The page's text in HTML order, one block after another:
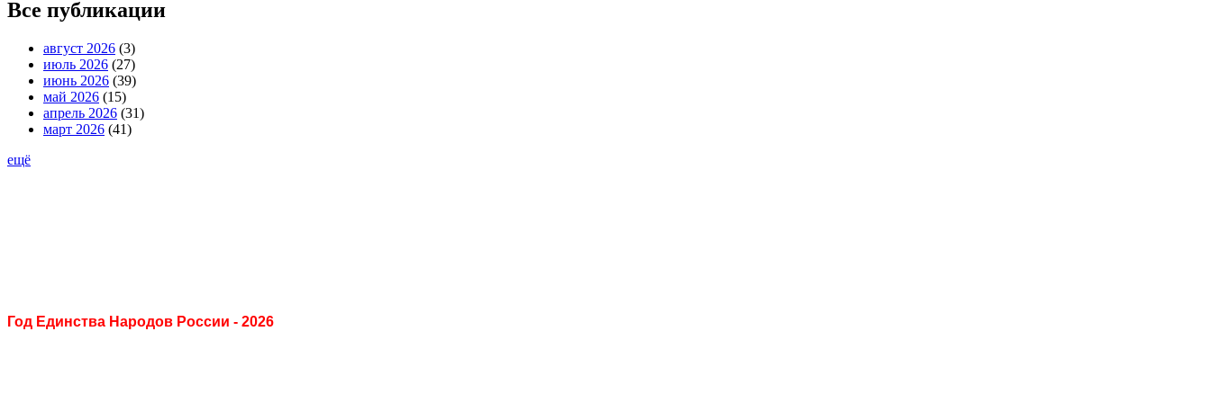
Все публикации
август 2026 (3)
июль 2026 (27)
июнь 2026 (39)
май 2026 (15)
апрель 2026 (31)
март 2026 (41)
ещё
Год Единства Народов России - 2026